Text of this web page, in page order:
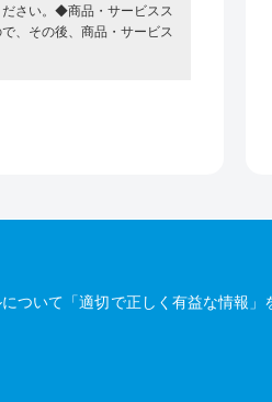
さい。◆商品・サービスス
、その後、商品・サービス
いて「適切で正しく有益な情報」